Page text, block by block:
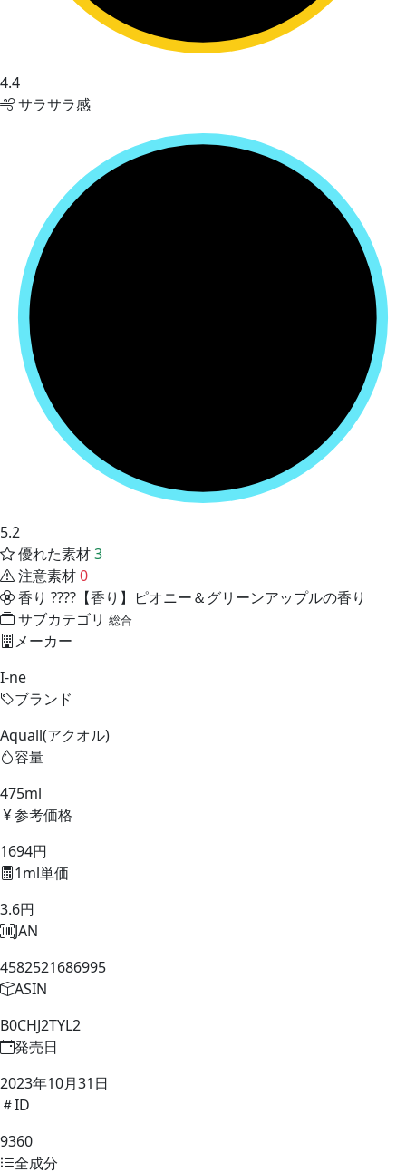
4.4
サラサラ感
5.2
優れた素材3
注意素材0
香り ????【香り】ピオニー＆グリーンアップルの香り
サブカテゴリ 総合
メーカー
I-ne
ブランド
Aquall(アクオル)
容量
475ml
参考価格
1694円
1ml単価
3.6円
JAN
4582521686995
ASIN
B0CHJ2TYL2
発売日
2023年10月31日
ID
9360
全成分